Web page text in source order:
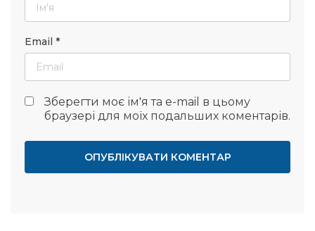
Email *
Зберегти моє ім'я та e-mail в цьому
браузері для моїх подальших коментарів.